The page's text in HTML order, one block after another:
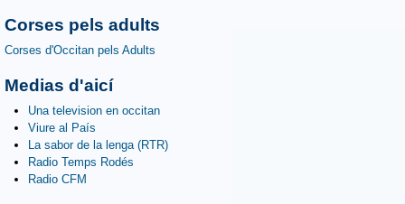
Corses pels adults
Corses d'Occitan pels Adults
Medias d'aicí
Una television en occitan
Viure al País
La sabor de la lenga (RTR)
Radio Temps Rodés
Radio CFM